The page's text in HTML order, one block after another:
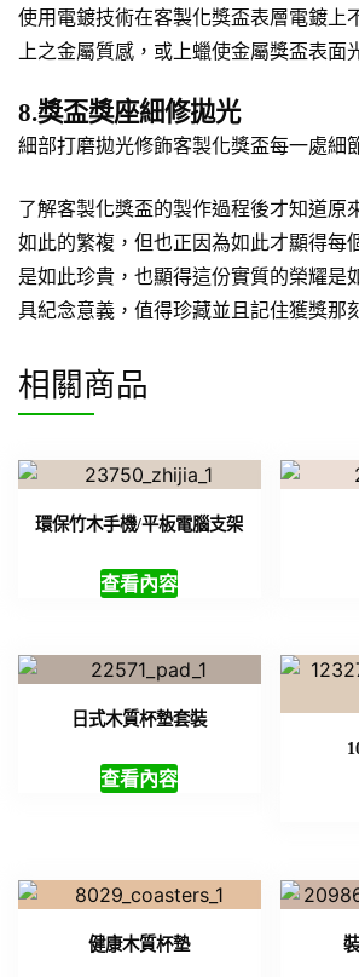
使用電鍍技術在客製化獎盃表層電鍍上
上之金屬質感，或上蠟使金屬獎盃表面
8.獎盃獎座細修拋光
細部打磨拋光修飾客製化獎盃每一處細
了解客製化獎盃的製作過程後才知道原
如此的繁複，但也正因為如此才顯得每
是如此珍貴，也顯得這份實質的榮耀是
具紀念意義，值得珍藏並且記住獲獎那
相關商品
環保竹木手機/平板電腦支架
查看內容
日式木質杯墊套裝
查看內容
健康木質杯墊